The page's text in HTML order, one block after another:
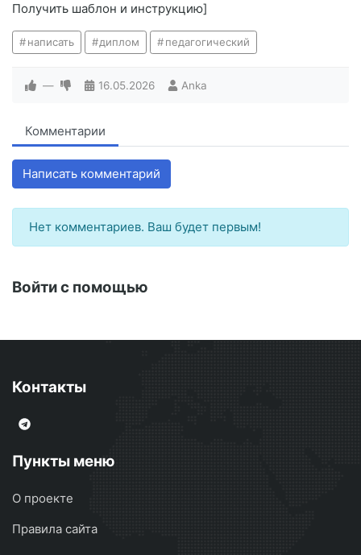
Получить шаблон и инструкцию]
написать диплом педагогический
— 16.05.2026 Anka
Комментарии
Написать комментарий
Нет комментариев. Ваш будет первым!
Войти с помощью
Контакты
Пункты меню
О проекте
Правила сайта